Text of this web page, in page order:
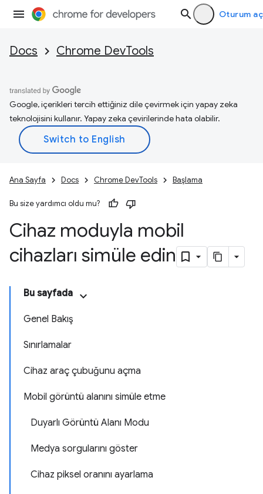
Oturum aç
Docs Chrome DevTools
Google, içerikleri tercih ettiğiniz dile çevirmek için yapay zeka
teknolojisini kullanır. Yapay zeka çevirilerinde hata olabilir.
Ana Sayfa Docs Chrome DevTools Başlama
Bu size yardımcı oldu mu?
Cihaz moduyla mobil
cihazları simüle edin
Bu sayfada
Genel Bakış
Sınırlamalar
Cihaz araç çubuğunu açma
Mobil görüntü alanını simüle etme
Duyarlı Görüntü Alanı Modu
Medya sorgularını göster
Cihaz piksel oranını ayarlama